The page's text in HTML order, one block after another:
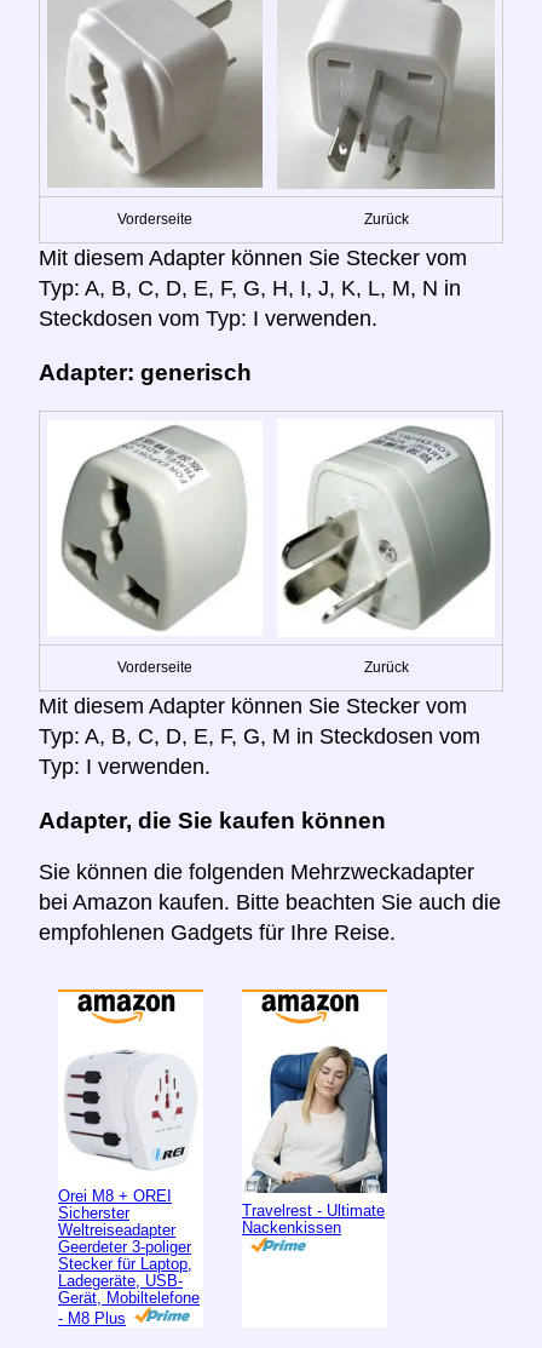
Vorderseite Zurück
Mit diesem Adapter können Sie Stecker vom
Typ: A, B, C, D, E, F, G, H, I, J, K, L, M, N in
Steckdosen vom Typ: I verwenden.
Adapter: generisch
Vorderseite Zurück
Mit diesem Adapter können Sie Stecker vom
Typ: A, B, C, D, E, F, G, M in Steckdosen vom
Typ: I verwenden.
Adapter, die Sie kaufen können
Sie können die folgenden Mehrzweckadapter
bei Amazon kaufen. Bitte beachten Sie auch die
empfohlenen Gadgets für Ihre Reise.
Orei M8 + OREI
Sicherster
Weltreiseadapter
Geerdeter 3-poliger
Stecker für Laptop,
Ladegeräte, USB-
Gerät, Mobiltelefone
- M8 Plus
Travelrest - Ultimate
Nackenkissen